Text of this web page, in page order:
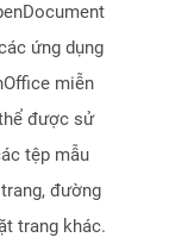
ứng dụng
miễn
được sử
tệp mẫu
đường
trang khác.